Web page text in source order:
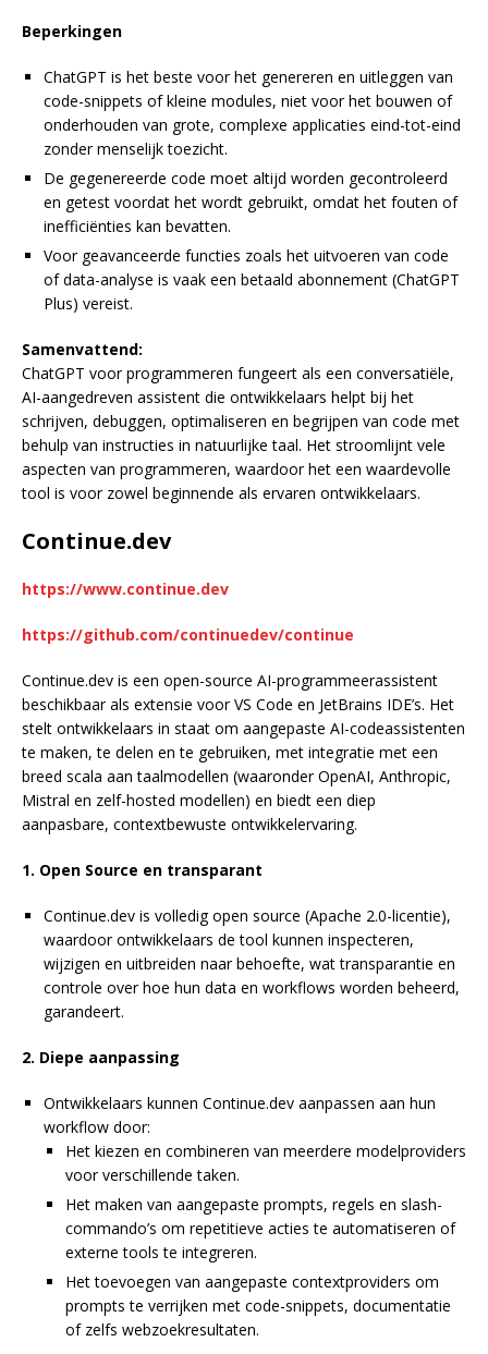
Beperkingen
ChatGPT is het beste voor het genereren en uitleggen van
code-snippets of kleine modules, niet voor het bouwen of
onderhouden van grote, complexe applicaties eind-tot-eind
zonder menselijk toezicht.
De gegenereerde code moet altijd worden gecontroleerd
en getest voordat het wordt gebruikt, omdat het fouten of
inefficiënties kan bevatten.
Voor geavanceerde functies zoals het uitvoeren van code
of data-analyse is vaak een betaald abonnement (ChatGPT
Plus) vereist.
Samenvattend:
ChatGPT voor programmeren fungeert als een conversatiële,
AI-aangedreven assistent die ontwikkelaars helpt bij het
schrijven, debuggen, optimaliseren en begrijpen van code met
behulp van instructies in natuurlijke taal. Het stroomlijnt vele
aspecten van programmeren, waardoor het een waardevolle
tool is voor zowel beginnende als ervaren ontwikkelaars.
Continue.dev
https://www.continue.dev
https://github.com/continuedev/continue
Continue.dev is een open-source AI-programmeerassistent
beschikbaar als extensie voor VS Code en JetBrains IDE’s. Het
stelt ontwikkelaars in staat om aangepaste AI-codeassistenten
te maken, te delen en te gebruiken, met integratie met een
breed scala aan taalmodellen (waaronder OpenAI, Anthropic,
Mistral en zelf-hosted modellen) en biedt een diep
aanpasbare, contextbewuste ontwikkelervaring.
1. Open Source en transparant
Continue.dev is volledig open source (Apache 2.0-licentie),
waardoor ontwikkelaars de tool kunnen inspecteren,
wijzigen en uitbreiden naar behoefte, wat transparantie en
controle over hoe hun data en workflows worden beheerd,
garandeert.
2. Diepe aanpassing
Ontwikkelaars kunnen Continue.dev aanpassen aan hun
workflow door:
Het kiezen en combineren van meerdere modelproviders
voor verschillende taken.
Het maken van aangepaste prompts, regels en slash-
commando’s om repetitieve acties te automatiseren of
externe tools te integreren.
Het toevoegen van aangepaste contextproviders om
prompts te verrijken met code-snippets, documentatie
of zelfs webzoekresultaten.